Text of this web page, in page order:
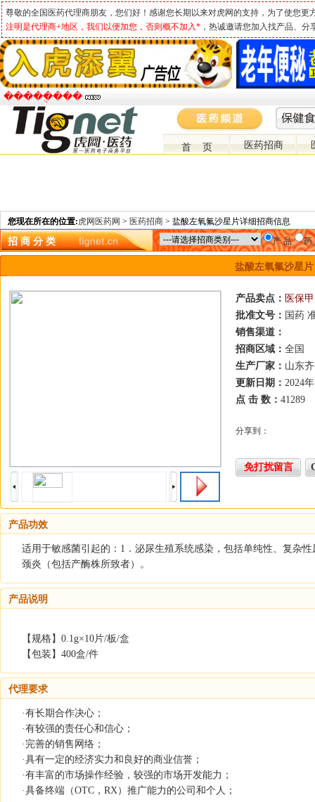
尊敬的全国医药代理商朋友，您们好！感谢您长期以来对虎网的支持，为了使您更
注明是代理商+地区，我们以便加您，否则概不加入* ，热诚邀请您加入找产品、
�����ֻ���
首 页 医药招商
您现在所在的位置:虎网医药网 > 医药招商 > 盐酸左氧氟沙星片详细招商信息
招 商 分 类 产 品 药
盐酸左氧氟沙星片
产品卖点： 医保
批准文号： 国药
销售渠道：
招商区域： 全国
生产厂家： 山东
更新日期： 2024
点 击 数： 41289
分享到：
免打扰留言
产品功效
适用于敏感菌引起的：1．泌尿生殖系统感染，包括单纯性、复杂
颈炎（包括产酶株所致者）。
产品说明
【规格】0.1g×10片/板/盒
【包装】400盒/件
代理要求
·有长期合作决心；
·有较强的责任心和信心；
·完善的销售网络；
·具有一定的经济实力和良好的商业信誉；
·有丰富的市场操作经验，较强的市场开发能力；
·具备终端（OTC，RX）推广能力的公司和个人；